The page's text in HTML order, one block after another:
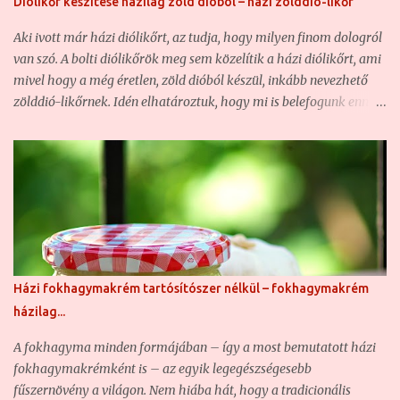
kertemben, nekem egykor gondot okozott fügét beszerezni, ami
nem is csoda, hiszen nem volt saját kertem saját fügékkel. Igaz,
bornak való fügém most sem sok van, de szerencsére az egyik
kedves szomszédnak sokkal több van,...
Aki ivott már házi diólikőrt, az tudja, hogy milyen finom dologról
van szó. A bolti diólikőrök meg sem közelítik a házi diólikőrt, ami
mivel hogy a még éretlen, zöld dióból készül, inkább nevezhető
zölddió-likőrnek. Idén elhatároztuk, hogy mi is belefogunk ennek
gyógyital is, ahogy Zilahay Ágnes már régen (1892) megírta,
kitűnő gyomorerősítő is... Zilahy Ágnes - Valódi magyar
szakácskönyv (1892): Egy 3 literes bőszáju üvegbe tegyünk
karikára vágott 20 gyenge zöld diót, 20 szem szegfüszeget, két
darab fahéjat és fél kiló czukrot. Ezeket kevés vizzel felfőzve,
öntsük az üvegbe és töltsük tele az üveget seprő, vagy
törkölypálinkával. Az üvegeket időnként rázzuk fel. Pár hét alatt
össze érik; gyomor fájdalom ellen igen hathatós gyógyszer. Mi
most ezt az alapreceptet bővítettük ki egy kicsit fűszerekkel, és
cukorral, hogy ne diópálinka, hanem diólikőr legyen belőle. Az
arányokon mindenki módosítson magának nyugodta...
Házi fokhagymakrém tartósítószer nélkül – fokhagymakrém
házilag...
A fokhagyma minden formájában – így a most bemutatott házi
fokhagymakrémként is – az egyik legegészségesebb
fűszernövény a világon. Nem hiába hát, hogy a tradicionális